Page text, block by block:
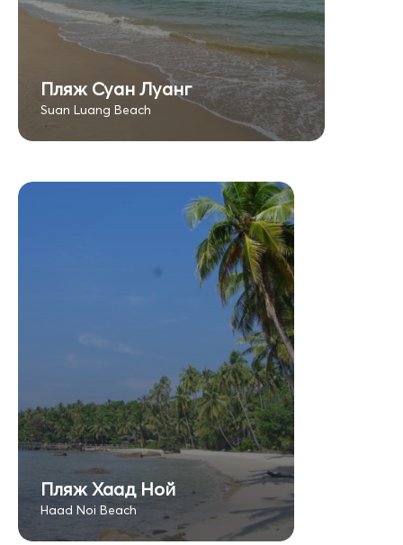
Пляж Суан Луанг
Suan Luang Beach
Пляж Хаад Ной
Haad Noi Beach